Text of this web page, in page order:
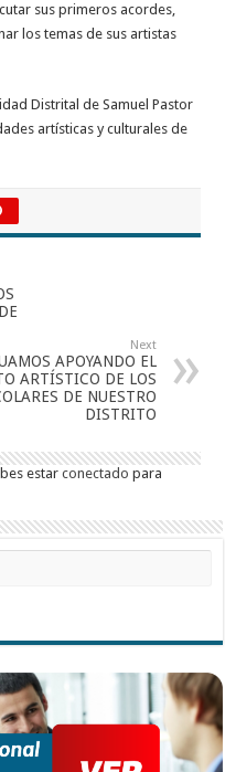
sus primeros acordes,
los temas de sus artistas
Distrital de Samuel Pastor
artísticas y culturales de
Next
APOYANDO EL
ARTÍSTICO DE LOS
DE NUESTRO
DISTRITO
estarconectado para